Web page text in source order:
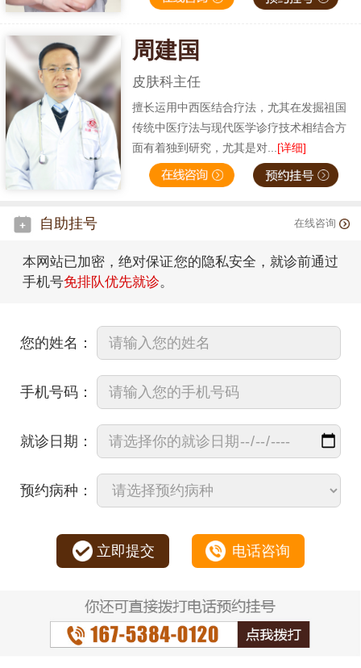
周建国
皮肤科主任
擅长运用中西医结合疗法，尤其在发掘祖国
传统中医疗法与现代医学诊疗技术相结合方
面有着独到研究，尤其是对...[详细]
自助挂号 在线咨询
本网站已加密，绝对保证您的隐私安全，就诊前通过
手机号免排队优先就诊。
您的姓名：
手机号码：
就诊日期：
预约病种：
立即提交 电话咨询